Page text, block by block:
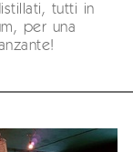
tutti in
per una